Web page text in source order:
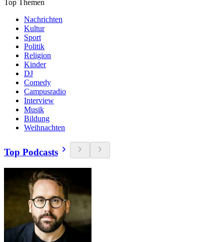
Top Themen
Nachrichten
Kultur
Sport
Politik
Religion
Kinder
DJ
Comedy
Campusradio
Interview
Musik
Bildung
Weihnachten
Top Podcasts